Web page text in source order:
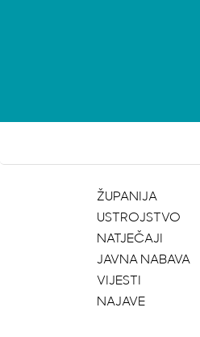
ŽUPANIJA
USTROJSTVO
NATJEČAJI
JAVNA NABAVA
VIJESTI
NAJAVE